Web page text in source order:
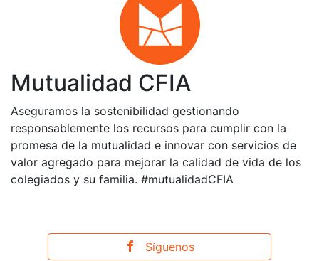
Mutualidad CFIA
Aseguramos la sostenibilidad gestionando
responsablemente los recursos para cumplir con la
promesa de la mutualidad e innovar con servicios de
valor agregado para mejorar la calidad de vida de los
colegiados y su familia. #mutualidadCFIA
Síguenos